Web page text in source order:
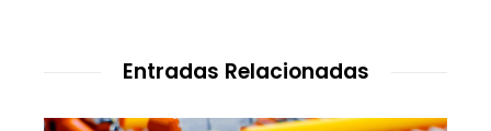
Entradas Relacionadas